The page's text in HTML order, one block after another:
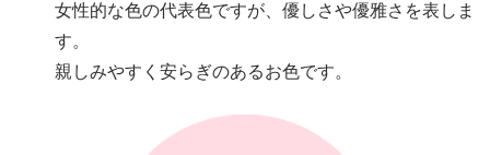
女性的な色の代表色ですが、優しさや優雅さを表しま
す。
親しみやすく安らぎのあるお色です。